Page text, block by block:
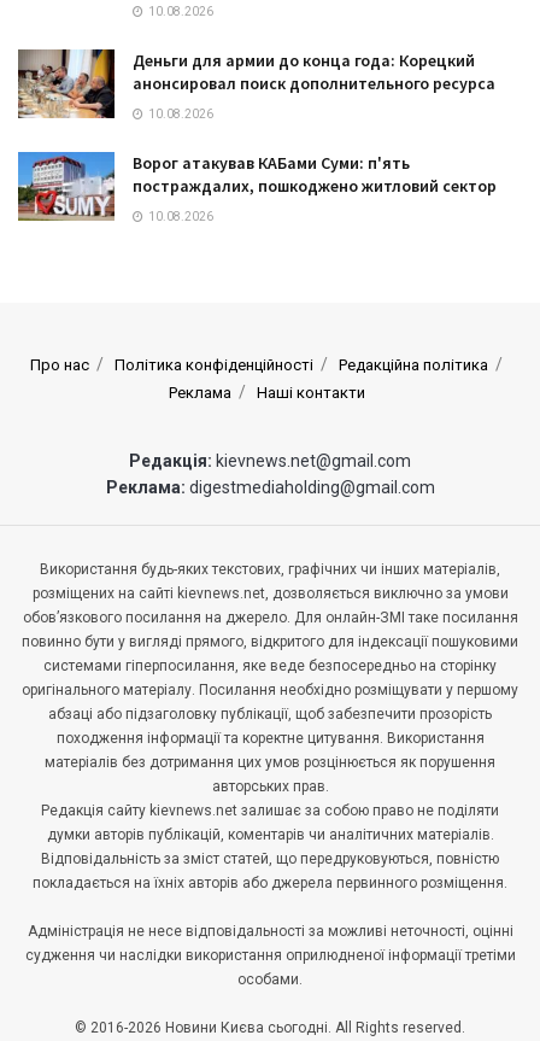
10.08.2026
Деньги для армии до конца года: Корецкий
анонсировал поиск дополнительного ресурса
10.08.2026
Ворог атакував КАБами Суми: п'ять
постраждалих, пошкоджено житловий сектор
10.08.2026
Про нас Політика конфіденційності
Редакційна політика
Реклама
Наші контакти
Редакція: kievnews.net@gmail.com
Реклама: digestmediaholding@gmail.com
Використання будь-яких текстових, графічних чи інших матеріалів,
розміщених на сайті kievnews.net, дозволяється виключно за умови
обов’язкового посилання на джерело. Для онлайн-ЗМІ таке посилання
повинно бути у вигляді прямого, відкритого для індексації пошуковими
системами гіперпосилання, яке веде безпосередньо на сторінку
оригінального матеріалу. Посилання необхідно розміщувати у першому
абзаці або підзаголовку публікації, щоб забезпечити прозорість
походження інформації та коректне цитування. Використання
матеріалів без дотримання цих умов розцінюється як порушення
авторських прав.
Редакція сайту kievnews.net залишає за собою право не поділяти
думки авторів публікацій, коментарів чи аналітичних матеріалів.
Відповідальність за зміст статей, що передруковуються, повністю
покладається на їхніх авторів або джерела первинного розміщення.
Адміністрація не несе відповідальності за можливі неточності, оцінні
судження чи наслідки використання оприлюдненої інформації третіми
особами.
© 2016-2026 Новини Києва сьогодні. All Rights reserved.